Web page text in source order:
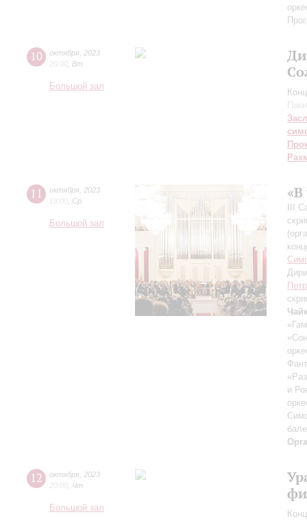
10 октября 2023
20:00 Вт
Большой зал
11 октября 2023
19:00 Ср
Большой зал
«В
III
и
12 октября 2023
20:00 Чт
Большой зал